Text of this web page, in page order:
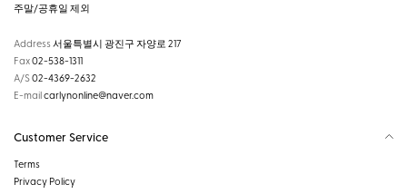
주말/공휴일 제외
Address서울특별시 광진구 자양로 217
Fax02-538-1311
A/S02-4369-2632
E-mailcarlynonline@naver.com
Customer Service
Terms
Privacy Policy